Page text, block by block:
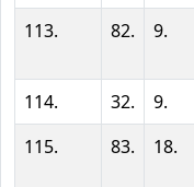
113. 82. 9.
114. 32. 9.
115.
83. 18.